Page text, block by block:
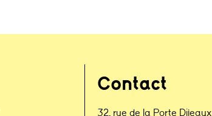
Contact
32, rue de la Porte Dijeaux